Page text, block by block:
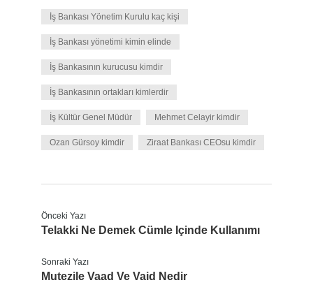
İş Bankası Yönetim Kurulu kaç kişi
İş Bankası yönetimi kimin elinde
İş Bankasının kurucusu kimdir
İş Bankasının ortakları kimlerdir
İş Kültür Genel Müdür Mehmet Celayir kimdir
Ozan Gürsoy kimdir Ziraat Bankası CEOsu kimdir
Önceki Yazı
Telakki Ne Demek Cümle Içinde Kullanımı
Sonraki Yazı
Mutezile Vaad Ve Vaid Nedir